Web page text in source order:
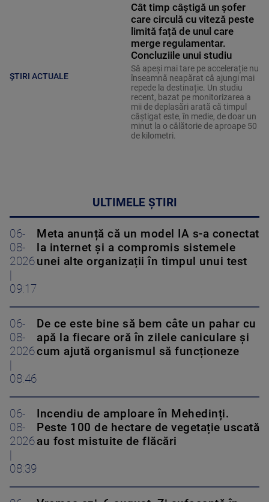
ȘTIRI ACTUALE
Cât timp câștigă un șofer
care circulă cu viteză peste
limită față de unul care
merge regulamentar.
Concluziile unui studiu
Să apeși mai tare pe accelerație nu
înseamnă neapărat că ajungi mai
repede la destinație. Un studiu
recent, bazat pe monitorizarea a
mii de deplasări arată că timpul
câștigat este, în medie, de doar un
minut la o călătorie de aproape 50
de kilometri.
ULTIMELE ȘTIRI
06-
08-
2026
09:17
Meta anunță că un model IA s-a conectat
la internet și a compromis sistemele
unei alte organizații în timpul unui test
06-
08-
2026
08:46
De ce este bine să bem câte un pahar cu
apă la fiecare oră în zilele caniculare și
cum ajută organismul să funcționeze
06-
08-
2026
08:39
Incendiu de amploare în Mehedinți.
Peste 100 de hectare de vegetație uscată
au fost mistuite de flăcări